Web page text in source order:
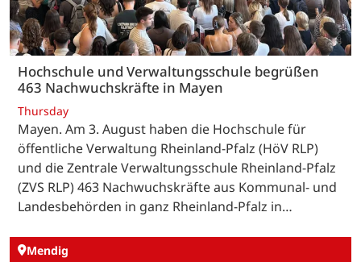
Hochschule und Verwaltungsschule begrüßen
463 Nachwuchskräfte in Mayen
Thursday
Mayen. Am 3. August haben die Hochschule für
öffentliche Verwaltung Rheinland-Pfalz (HöV RLP)
und die Zentrale Verwaltungsschule Rheinland-Pfalz
(ZVS RLP) 463 Nachwuchskräfte aus Kommunal- und
Landesbehörden in ganz Rheinland-Pfalz in…
Mendig